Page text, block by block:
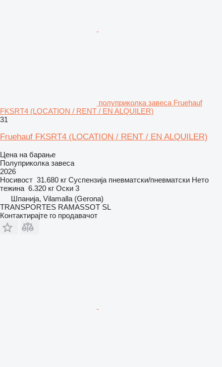
полуприколка завеса Fruehauf
FKSRT4 (LOCATION / RENT / EN ALQUILER)
31
Fruehauf FKSRT4 (LOCATION / RENT / EN ALQUILER)
Цена на барање
Полуприколка завеса
2026
Носивост 31.680 кг Суспензија пневматски/пневматски Нето
тежина 6.320 кг Оски 3
Шпанија, Vilamalla (Gerona)
TRANSPORTES RAMASSOT SL
Контактирајте го продавачот